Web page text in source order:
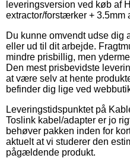
leveringsversion ved køb af
extractor/forstærker + 3.5mm
Du kunne omvendt udse dig
eller ud til dit arbejde.
mindre prisbillig, men
Den mest prisbevidste
at være selv at hente
befinder dig lige ved
Leveringstidspunktet på
Toslink kabel/adapter er jo
behøver pakken inden for
aktuelt at vi studerer den
pågældende produkt.